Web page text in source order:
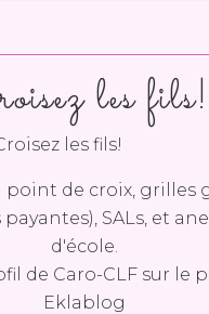
les fils!
point de croix, grilles
SALs, et
d'école.
de Caro-CLFsur le
Eklablog